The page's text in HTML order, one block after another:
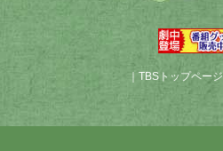
TBSトップページ